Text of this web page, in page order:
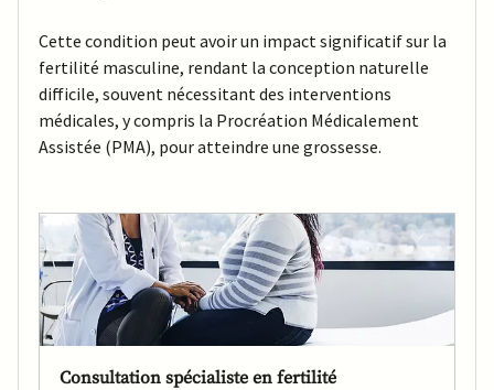
Cette condition peut avoir un impact significatif sur la
fertilité masculine, rendant la conception naturelle
difficile, souvent nécessitant des interventions
médicales, y compris la Procréation Médicalement
Assistée (PMA), pour atteindre une grossesse.
Consultation spécialiste en fertilité